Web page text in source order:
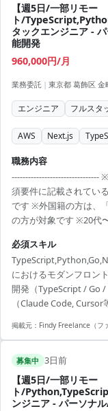
【週5日/一部リモー
ト/
タックエンジニア -
能開発
960,000円/月
業務委託 | 東京都 葛飾区 金
エンジニア フルスタ
AWS Next.js
職務内容
須要件に記載されてい
です ※外国籍の方は、
の方が対象です ※20代
いる方は、直接ご連絡
---- - Next.js＋
な機能開発（フロント
必須スキル
におけるモダンフロン
開発（TypeScript / Go
（Claude Code,
- フロントエンドからバ
掲載元： Findy Freelance（フ
募集中 3日前
【週5日/一部リモー
ト/
ンジニア - パーソナ